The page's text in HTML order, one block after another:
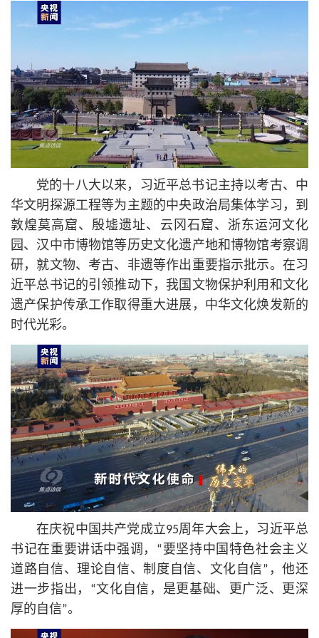
党的十八大以来，习近平总书记主持以考古、中
华文明探源工程等为主题的中央政治局集体学习，到
敦煌莫高窟、殷墟遗址、云冈石窟、浙东运河文化
园、汉中市博物馆等历史文化遗产地和博物馆考察调
研，就文物、考古、非遗等作出重要指示批示。在习
近平总书记的引领推动下，我国文物保护利用和文化
遗产保护传承工作取得重大进展，中华文化焕发新的
时代光彩。
在庆祝中国共产党成立95周年大会上，习近平总
书记在重要讲话中强调，“要坚持中国特色社会主义
道路自信、理论自信、制度自信、文化自信”，他还
进一步指出，“文化自信，是更基础、更广泛、更深
厚的自信”。